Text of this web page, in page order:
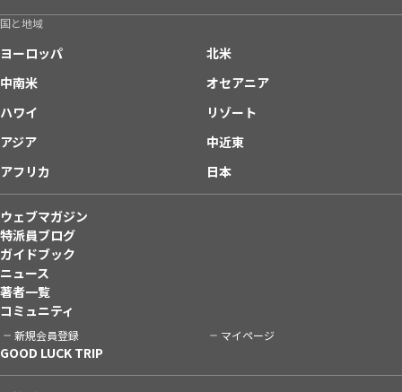
国と地域
ヨーロッパ
北米
中南米
オセアニア
ハワイ
リゾート
アジア
中近東
アフリカ
日本
ウェブマガジン
特派員ブログ
ガイドブック
ニュース
著者一覧
コミュニティ
新規会員登録 マイページ
GOOD LUCK TRIP